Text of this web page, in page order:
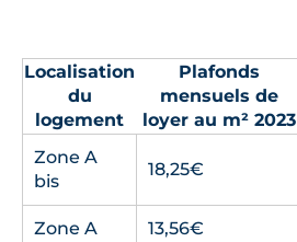
Localisation
du
logement
Plafonds
mensuels de
loyer au m² 2023
Zone A
bis
18,25€
Zone A 13,56€